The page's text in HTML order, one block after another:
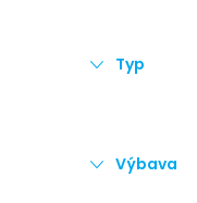
Typ
Výbava